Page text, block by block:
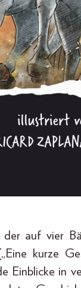
auf vier
kurze
Einblicke in